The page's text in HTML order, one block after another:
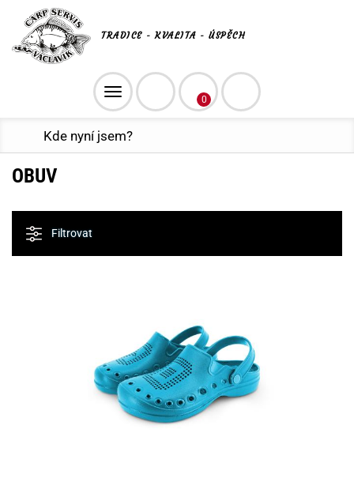
TRADICE - KVALITA - ÚSPĚCH
Toggle
navigation
0
Kde nyní jsem?
OBUV
Filtrovat